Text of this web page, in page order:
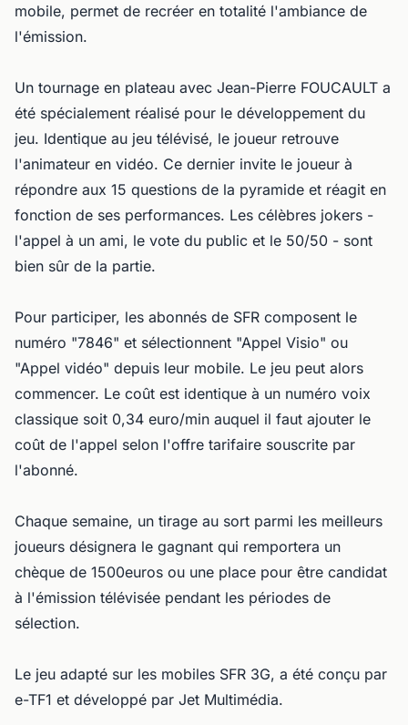
mobile, permet de recréer en totalité l'ambiance de
l'émission.
Un tournage en plateau avec Jean-Pierre FOUCAULT a
été spécialement réalisé pour le développement du
jeu. Identique au jeu télévisé, le joueur retrouve
l'animateur en vidéo. Ce dernier invite le joueur à
répondre aux 15 questions de la pyramide et réagit en
fonction de ses performances. Les célèbres jokers -
l'appel à un ami, le vote du public et le 50/50 - sont
bien sûr de la partie.
Pour participer, les abonnés de SFR composent le
numéro "7846" et sélectionnent "Appel Visio" ou
"Appel vidéo" depuis leur mobile. Le jeu peut alors
commencer. Le coût est identique à un numéro voix
classique soit 0,34 euro/min auquel il faut ajouter le
coût de l'appel selon l'offre tarifaire souscrite par
l'abonné.
Chaque semaine, un tirage au sort parmi les meilleurs
joueurs désignera le gagnant qui remportera un
chèque de 1500euros ou une place pour être candidat
à l'émission télévisée pendant les périodes de
sélection.
Le jeu adapté sur les mobiles SFR 3G, a été conçu par
e-TF1 et développé par Jet Multimédia.